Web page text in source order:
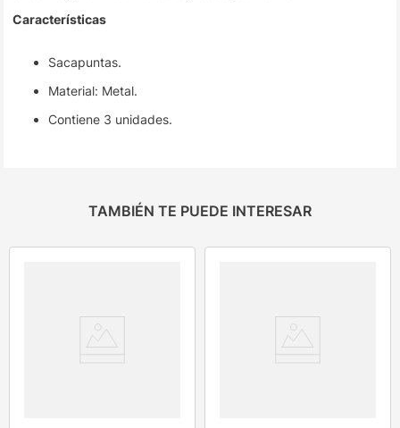
Características
Sacapuntas.
Material: Metal.
Contiene 3 unidades.
TAMBIÉN TE PUEDE INTERESAR